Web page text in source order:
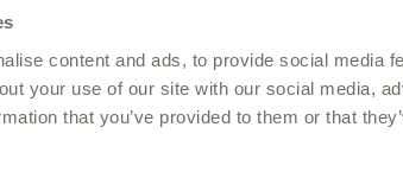
content and ads, to provide social media
your use of our site with our social media,
that you’ve provided to them or that
wsparcie organizmu
kwasy tłuszczowe omega-3, a